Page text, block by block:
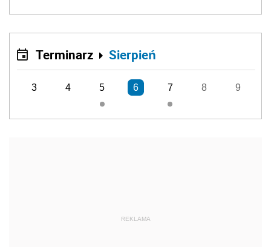
Terminarz Sierpień
3 4 5 6 7 8 9
REKLAMA